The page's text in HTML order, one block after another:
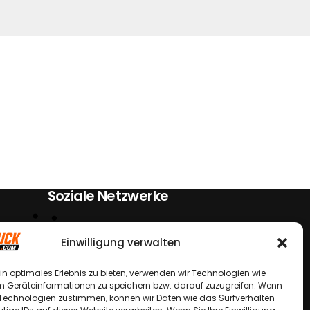
Einwilligung verwalten
optimales Erlebnis zu bieten, verwenden wir Technologien wie
Geräteinformationen zu speichern bzw. darauf zuzugreifen. Wenn
zustimmen, können wir Daten wie das Surfverhalten
Soziale Netzwerke